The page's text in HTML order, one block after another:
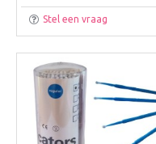
Stel een vraag